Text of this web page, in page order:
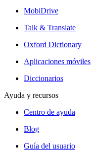
MobiDrive
Talk & Translate
Oxford Dictionary
Aplicaciones móviles
Diccionarios
Ayuda y recursos
Centro de ayuda
Blog
Guía del usuario